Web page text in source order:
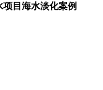
目海水淡化案例